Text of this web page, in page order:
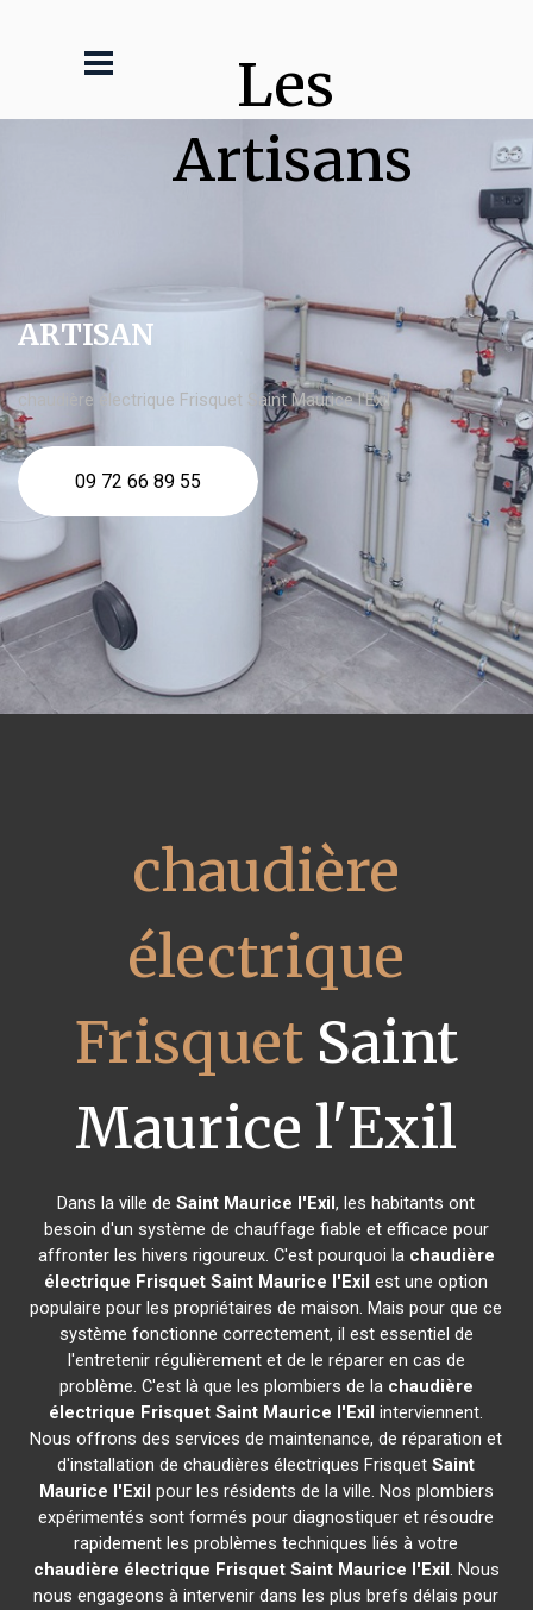
Les
Artisans
ARTISAN
chaudière électrique Frisquet Saint Maurice l'Exil
09 72 66 89 55
chaudière
électrique
FrisquetSaint
Maurice l'Exil
Dans la ville deSaint Maurice l'Exil, les habitants ont
besoin d'un système de chauffage fiable et efficace pour
affronter les hivers rigoureux. C'est pourquoi la chaudière
électrique Frisquet Saint Maurice l'Exil est une option
populaire pour les propriétaires de maison. Mais pour que ce
système fonctionne correctement, il est essentiel de
l'entretenir régulièrement et de le réparer en cas de
problème. C'est là que les plombiers de la chaudière
électrique Frisquet Saint Maurice l'Exil interviennent.
Nous offrons des services de maintenance, de réparation et
d'installation de chaudières électriques FrisquetSaint
Maurice l'Exil pour les résidents de la ville. Nos plombiers
expérimentés sont formés pour diagnostiquer et résoudre
rapidement les problèmes techniques liés à votre
chaudière électrique Frisquet Saint Maurice l'Exil. Nous
nous engageons à intervenir dans les plus brefs délais pour